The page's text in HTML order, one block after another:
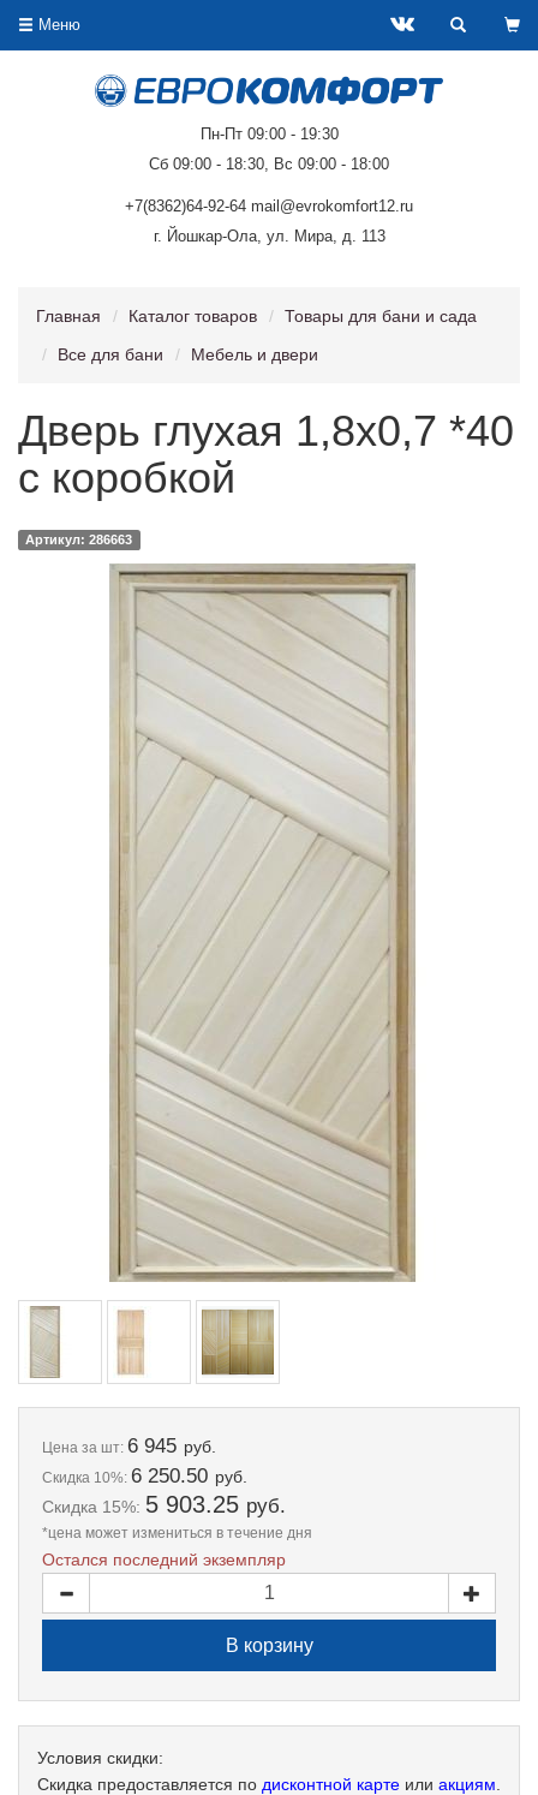
Меню
Пн-Пт 09:00 - 19:30
Сб 09:00 - 18:30, Вс 09:00 - 18:00
+7(8362)64-92-64 mail@evrokomfort12.ru
г. Йошкар-Ола, ул. Мира, д. 113
Главная Каталог товаров
Товары для бани и сада
Все для бани
Мебель и двери
Дверь глухая 1,8х0,7 *40
с коробкой
Артикул: 286663
Цена за шт: 6 945 руб.
Скидка 10%: 6 250.50 руб.
Скидка 15%: 5 903.25 руб.
*цена может измениться в течение дня
Остался последний экземпляр
Условия скидки:
Скидка предоставляется по дисконтной карте или акциям